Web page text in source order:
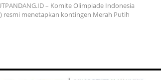
– Komite Olimpiade Indonesia
resmi menetapkan kontingen Merah Putih